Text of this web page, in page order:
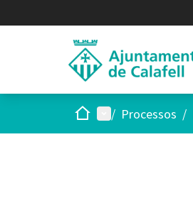
Inici Menú principal
/ Processos /